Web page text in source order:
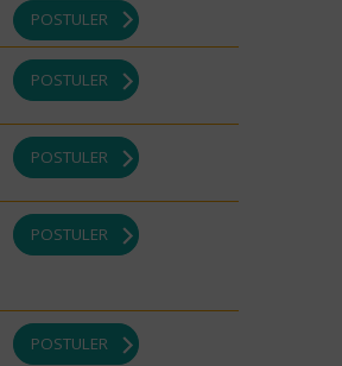
POSTULER
POSTULER
POSTULER
POSTULER
POSTULER